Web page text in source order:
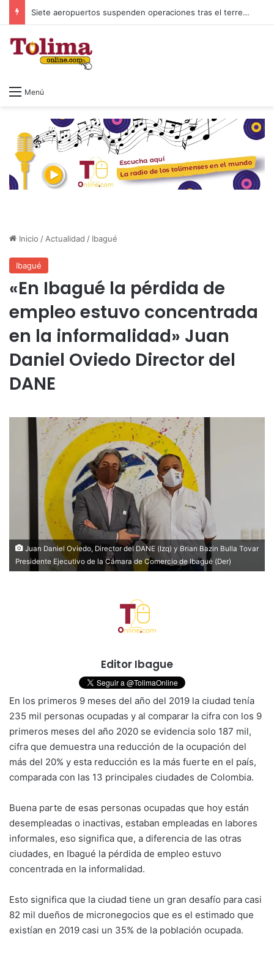
Siete aeropuertos suspenden operaciones tras el terremoto en Colombia
Menú
Inicio / Actualidad / Ibagué
Ibagué
«En Ibagué la pérdida de
empleo estuvo concentrada
en la informalidad» Juan
Daniel Oviedo Director del
DANE
Juan Daniel Oviedo, Director del DANE (Izq) y Brian Bazin Bulla Tovar
Presidente Ejecutivo de la Cámara de Comercio de Ibagué (Der)
Editor Ibague
En los primeros 9 meses del año del 2019 la ciudad tenía
235 mil personas ocupadas y al comparar la cifra con los 9
primeros meses del año 2020 se evidencia solo 187 mil,
cifra que demuestra una reducción de la ocupación del
más del 20% y esta reducción es la más fuerte en el país,
comparada con las 13 principales ciudades de Colombia.
Buena parte de esas personas ocupadas que hoy están
desempleadas o inactivas, estaban empleadas en labores
informales, eso significa que, a diferencia de las otras
ciudades, en Ibagué la pérdida de empleo estuvo
concentrada en la informalidad.
Esto significa que la ciudad tiene un gran desafío para casi
82 mil dueños de micronegocios que es el estimado que
existían en 2019 casi un 35% de la población ocupada.